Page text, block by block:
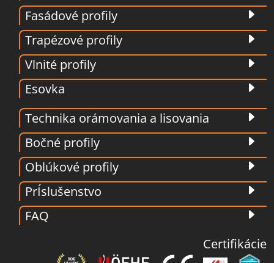
Fasádové profily
Trapézové profily
Vlnité profily
Esovka
Technika orámovania a lisovania
Bočné profily
Oblúkové profily
PrÍslušenstvo
FAQ
Certifikácie